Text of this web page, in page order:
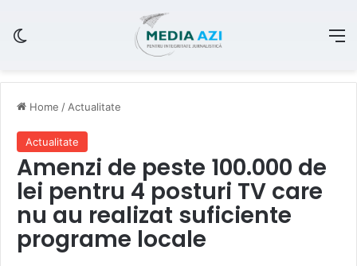
Home / Actualitate
Actualitate
Amenzi de peste 100.000 de
lei pentru 4 posturi TV care
nu au realizat suficiente
programe locale